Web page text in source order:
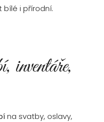
bílé i přírodní.
inventáře,
na svatby, oslavy,